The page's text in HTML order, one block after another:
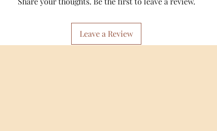
Leave a Review